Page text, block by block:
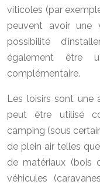
viticoles (par
peuvent avoir une
possibilité
également être
complémentaire.
Les loisirs sont une
peut être utilisé
camping (sous
de plein air telles
de matériaux (bois
véhicules